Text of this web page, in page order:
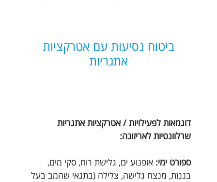
ביטוח נסיעות עם אטרקציות
אתגריות
דוגמאות לפעילויות / אטרקציות אתגריות
שרלוונטיות לאריזונה:
ספורט ימי: אופנוע ים, גלישת רוח, סקי מים,
בננות, מנצח גלישה, צלילה (בתנאי שהמב בעל